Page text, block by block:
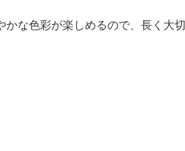
な色彩が楽しめるので、長く大